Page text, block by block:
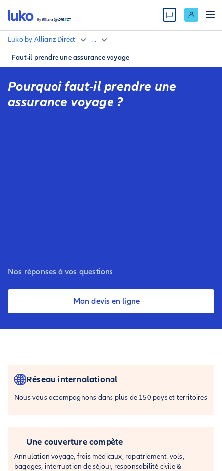
Luko by Allianz Direct ...
Faut-il prendre une assurance voyage
Pourquoi faut-il prendre une
assurance voyage ?
Nos réponses à vos questions
Mon devis en ligne
Réseau internalational
Nous vous accompagnons dans plus de 150 pays et territoires
Une couverture compète
Annulation voyage, frais médicaux, rapatriement, vols,
bagages, interruption de séjour, responsabilité civile &